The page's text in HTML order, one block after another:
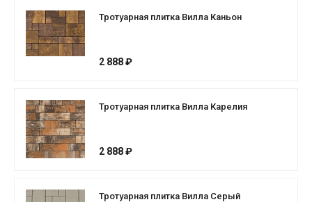
Тротуарная плитка Вилла Каньон
2 888 ₽
Тротуарная плитка Вилла Карелия
2 888 ₽
Тротуарная плитка Вилла Серый